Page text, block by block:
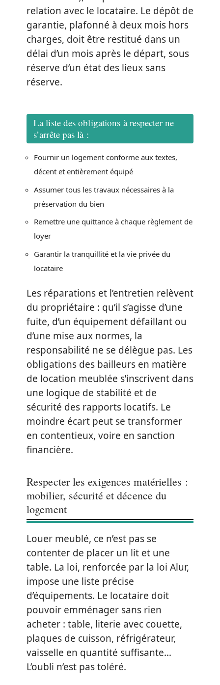
relation avec le locataire. Le dépôt de
garantie, plafonné à deux mois hors
charges, doit être restitué dans un
délai d’un mois après le départ, sous
réserve d’un état des lieux sans
réserve.
La liste des obligations à respecter ne
s’arrête pas là :
Fournir un logement conforme aux textes,
décent et entièrement équipé
Assumer tous les travaux nécessaires à la
préservation du bien
Remettre une quittance à chaque règlement de
loyer
Garantir la tranquillité et la vie privée du
locataire
Les réparations et l’entretien relèvent
du propriétaire : qu’il s’agisse d’une
fuite, d’un équipement défaillant ou
d’une mise aux normes, la
responsabilité ne se délègue pas. Les
obligations des bailleurs en matière
de location meublée s’inscrivent dans
une logique de stabilité et de
sécurité des rapports locatifs. Le
moindre écart peut se transformer
en contentieux, voire en sanction
financière.
Respecter les exigences matérielles :
mobilier, sécurité et décence du
logement
Louer meublé, ce n’est pas se
contenter de placer un lit et une
table. La loi, renforcée par la loi Alur,
impose une liste précise
d’équipements. Le locataire doit
pouvoir emménager sans rien
acheter : table, literie avec couette,
plaques de cuisson, réfrigérateur,
vaisselle en quantité suffisante…
L’oubli n’est pas toléré.